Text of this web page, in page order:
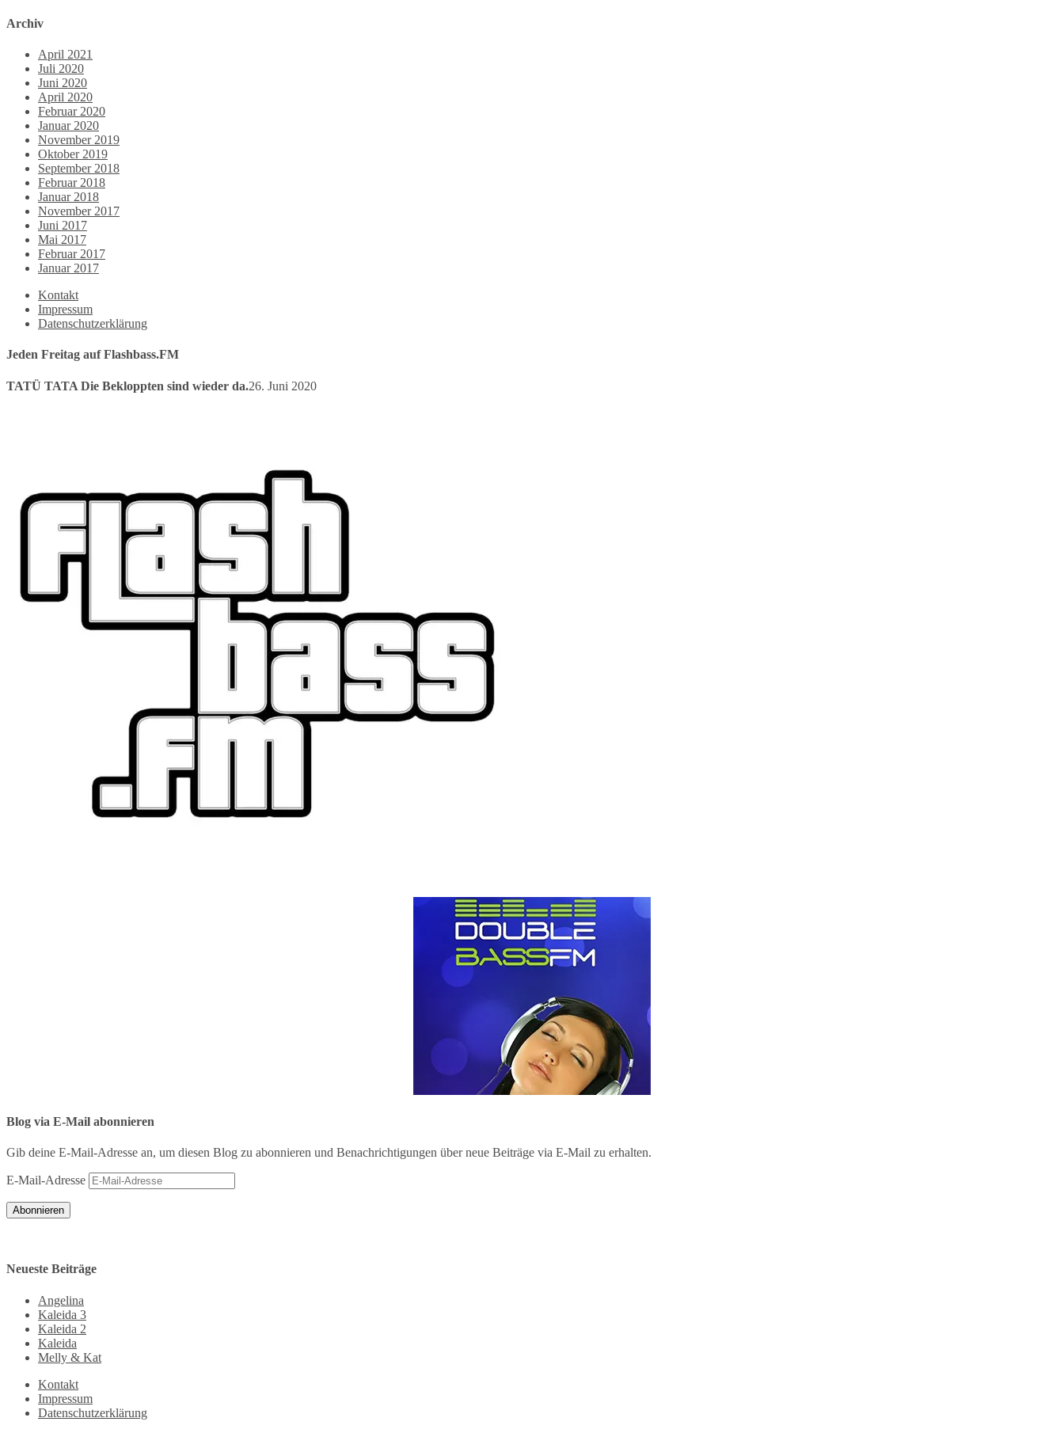
Archiv
April 2021
Juli 2020
Juni 2020
April 2020
Februar 2020
Januar 2020
November 2019
Oktober 2019
September 2018
Februar 2018
Januar 2018
November 2017
Juni 2017
Mai 2017
Februar 2017
Januar 2017
Kontakt
Impressum
Datenschutzerklärung
Jeden Freitag auf Flashbass.FM
TATÜ TATA Die Bekloppten sind wieder da.26. Juni 2020
Blog via E-Mail abonnieren
Gib deine E-Mail-Adresse an, um diesen Blog zu abonnieren und Benachrichtigungen über neue Beiträge via E-Mail zu erhalten.
E-Mail-Adresse
Abonnieren
Neueste Beiträge
Angelina
Kaleida 3
Kaleida 2
Kaleida
Melly & Kat
Kontakt
Impressum
Datenschutzerklärung